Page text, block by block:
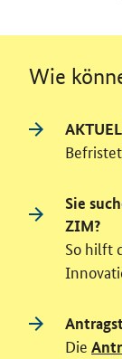
Wie
Sie
ZIM?
So hilft
Die